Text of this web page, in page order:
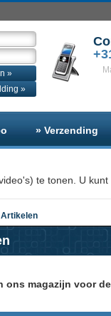
»
»
» Verzending
te tonen. U
ons magazijn voor